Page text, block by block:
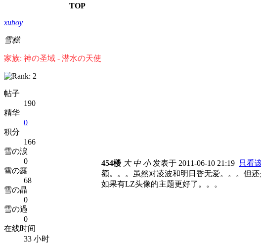
TOP
xuboy
雪糕
家族: 神の圣域 - 潜水の天使
帖子
190
精华
0
积分
166
雪の涙
0
雪の露
68
雪の晶
0
雪の過
0
在线时间
33 小时
454楼 大 中 小发表于 2011-06-10 21:19 只看
额。。。虽然对凌波和明日香无爱。。。但还
如果有LZ头像的主题更好了。。。